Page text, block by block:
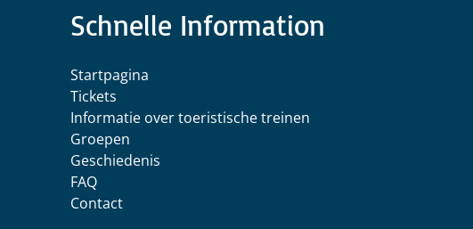
Schnelle Information
Startpagina
Tickets
Informatie over toeristische treinen
Groepen
Geschiedenis
FAQ
Contact